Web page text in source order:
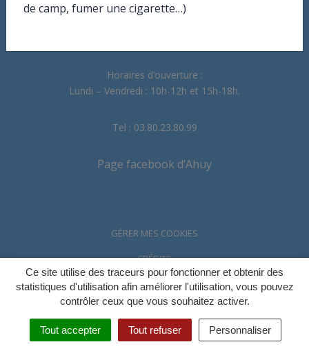
Ce site utilise des traceurs pour fonctionner et obtenir des
statistiques d'utilisation afin améliorer l'utilisation, vous pouvez
contrôler ceux que vous souhaitez activer.
Tout accepter Tout refuser Personnaliser
Horaires d’ouverture :
Lundi – Vendredi : 10h-12h et 15h-18h.
Tel : 03.80.23.80.99
Page facebook d’Ahuy
GÉRER MES COOKIES
CRÉDITS
MENTIONS LÉGALES & POLITIQUE DE CONFIDENTIALITÉ
ACCESSIBILITÉ
de camp, fumer une cigarette…)